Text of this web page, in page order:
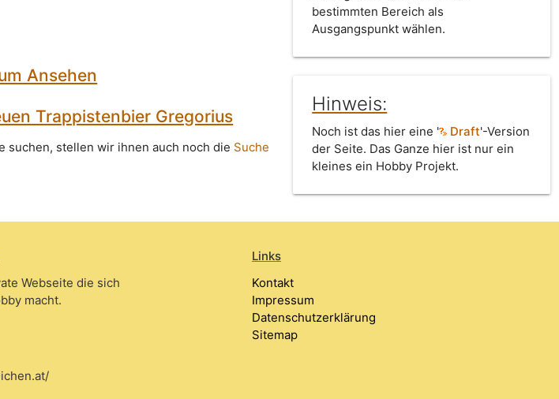
Ansehen
Trappistenbier Gregorius
suchen, stellen wir ihnen auch noch die Suche
bestimmten Bereich als
Ausgangspunkt wählen.
Hinweis:
Noch ist das hier eine ' Draft'-Version
der Seite. Das Ganze hier ist nur ein
kleines ein Hobby Projekt.
Webseite die sich
macht.
Links
Kontakt
Impressum
Datenschutzerklärung
Sitemap